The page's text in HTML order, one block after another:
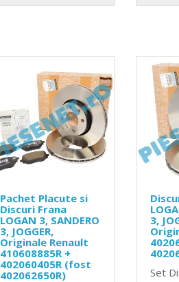
Pachet Placute si
Discuri Frana
LOGAN 3, SANDERO
3, JOGGER,
Originale Renault
410608885R +
402060405R (fost
402062650R)
3,
Set